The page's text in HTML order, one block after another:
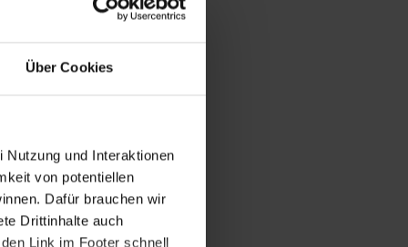
Über Cookies
Nutzung und Interaktionen
von potentiellen
Dafür brauchen wir
Drittinhalte auch
Link im Footer schnell